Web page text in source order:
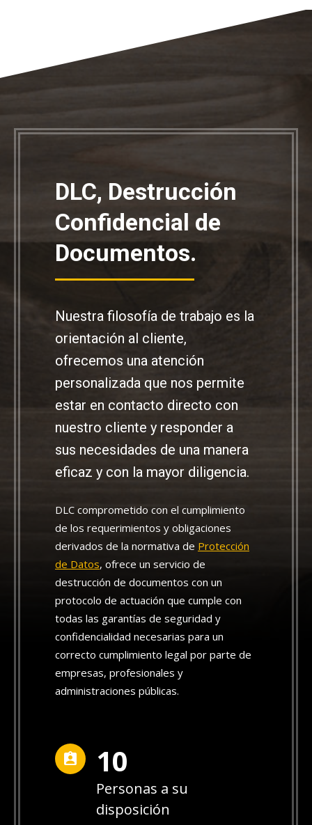
DLC, Destrucción
Confidencial de
Documentos.
Nuestra filosofía de trabajo es la
orientación al cliente,
ofrecemos una atención
personalizada que nos permite
estar en contacto directo con
nuestro cliente y responder a
sus necesidades de una manera
eficaz y con la mayor diligencia.
DLC comprometido con el cumplimiento
de los requerimientos y obligaciones
derivados de la normativa de Protección
de Datos, ofrece un servicio de
destrucción de documentos con un
protocolo de actuación que cumple con
todas las garantías de seguridad y
confidencialidad necesarias para un
correcto cumplimiento legal por parte de
empresas, profesionales y
administraciones públicas.
10
Personas a su
disposición